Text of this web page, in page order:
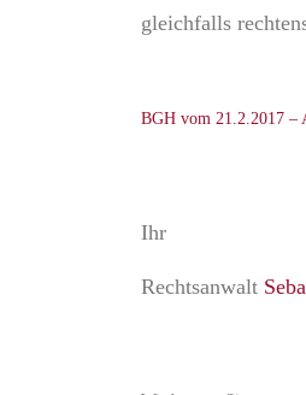
gleichfalls
BGH vom 21.2.2017 –
Ihr
Rechtsanwalt